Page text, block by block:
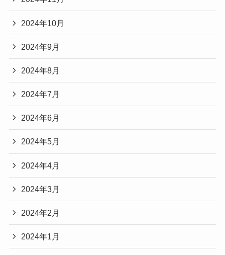
2024年10月
2024年9月
2024年8月
2024年7月
2024年6月
2024年5月
2024年4月
2024年3月
2024年2月
2024年1月